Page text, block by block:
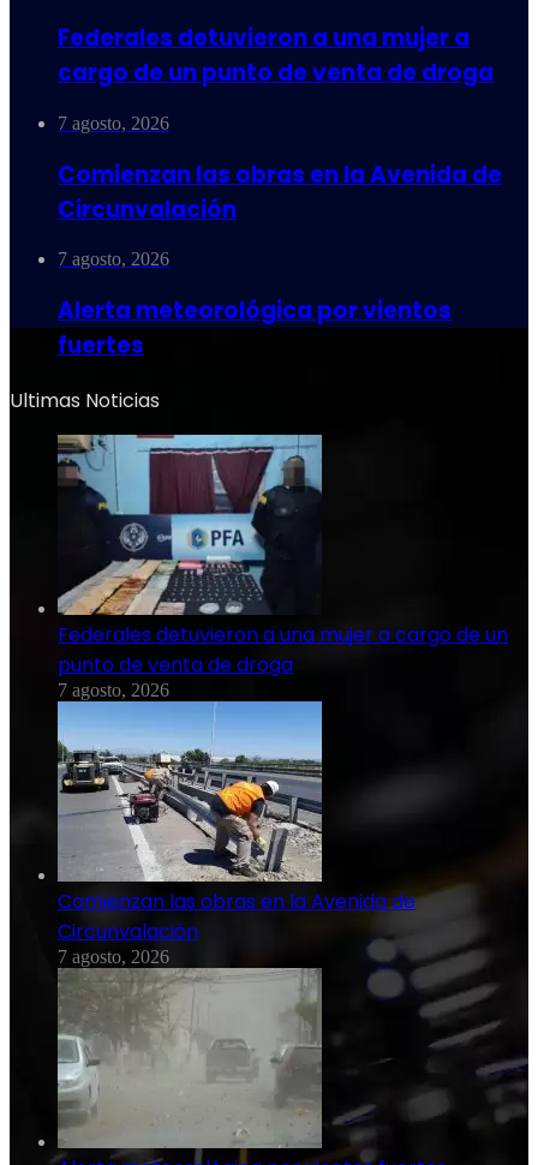
Federales detuvieron a una mujer a
cargo de un punto de venta de droga
7 agosto, 2026
Comienzan las obras en la Avenida de
Circunvalación
7 agosto, 2026
Alerta meteorológica por vientos
fuertes
Ultimas Noticias
Federales detuvieron a una mujer a cargo de un
punto de venta de droga
7 agosto, 2026
Comienzan las obras en la Avenida de
Circunvalación
7 agosto, 2026